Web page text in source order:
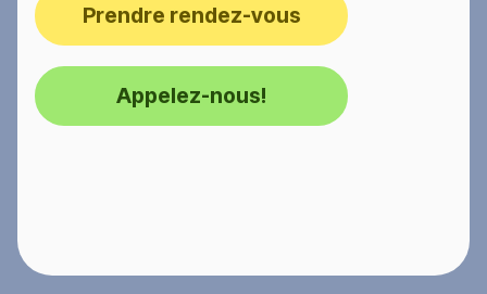
Prendre rendez-vous
Appelez-nous!